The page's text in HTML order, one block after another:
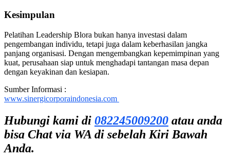
Kesimpulan
Pelatihan Leadership Blora bukan hanya investasi dalam
pengembangan individu, tetapi juga dalam keberhasilan jangka
panjang organisasi. Dengan mengembangkan kepemimpinan yang
kuat, perusahaan siap untuk menghadapi tantangan masa depan
dengan keyakinan dan kesiapan.
Sumber Informasi :
www.sinergicorporaindonesia.com
Hubungi kami di 082245009200 atau anda
bisa Chat via WA di sebelah Kiri Bawah
Anda.